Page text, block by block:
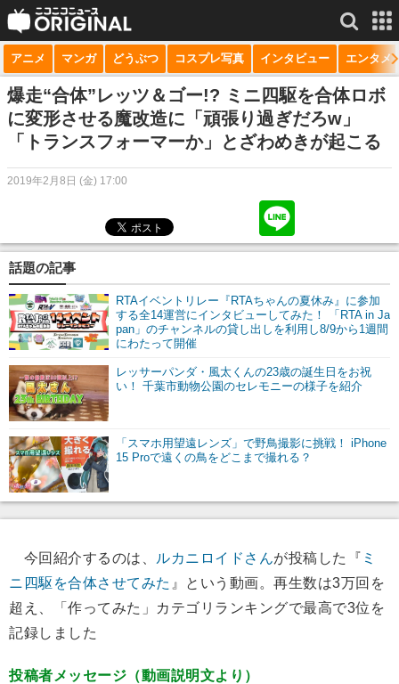
サービス一覧 もっと見る
niconico
動画
生放送
マンガ
ニコニコQ
アニメ マンガ どうぶつ コスプレ写真 インタビュー エンタメ
爆走“合体”レッツ＆ゴー!? ミニ四駆を合体ロボ
に変形させる魔改造に「頑張り過ぎだろw」
「トランスフォーマーか」とざわめきが起こる
2019年2月8日 (金) 17:00
話題の記事
RTAイベントリレー『RTAちゃんの夏休み』に参加
する全14運営にインタビューしてみた！ 「RTA in Ja
pan」のチャンネルの貸し出しを利用し8/9から1週間
にわたって開催
レッサーパンダ・風太くんの23歳の誕生日をお祝
い！ 千葉市動物公園のセレモニーの様子を紹介
「スマホ用望遠レンズ」で野鳥撮影に挑戦！ iPhone
15 Proで遠くの鳥をどこまで撮れる？
今回紹介するのは、 ルカニロイドさんが投稿した『 ミ
ニ四駆を合体させてみた 』という動画。再生数は3万回を
超え、「作ってみた」カテゴリランキングで最高で3位を
記録しました
投稿者メッセージ（動画説明文より）